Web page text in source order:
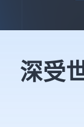
深受